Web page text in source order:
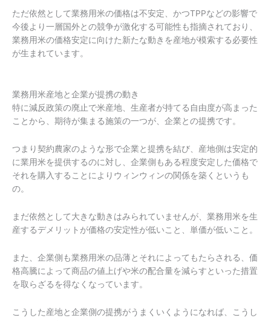
ただ依然として業務用米の価格は不安定、かつTPPなどの影響で
今後より一層国外との競争が激化する可能性も指摘されており、
業務用米の価格安定に向けた新たな動きを産地が模索する必要性
が生まれています。
業務用米産地と企業が提携の動き
特に減反政策の廃止で米産地、生産者が持てる自由度が高まった
ことから、期待が集まる施策の一つが、企業との提携です。
つまり契約農家のような形で企業と提携を結び、産地側は安定的
に業用米を提供するのに対し、企業側もある程度安定した価格で
それを購入することによりウィンウィンの関係を築くというも
の。
まだ依然として大きな動きはみられていませんが、業務用米を生
産するデメリットが価格の安定性が低いこと、単価が低いこと。
また、企業側も業務用米の品薄とそれによってもたらされる、価
格高騰によって商品の値上げや米の配合量を減らすといった措置
を取らざるを得なくなっています。
こうした産地と企業側の提携がうまくいくようになれば、こうし